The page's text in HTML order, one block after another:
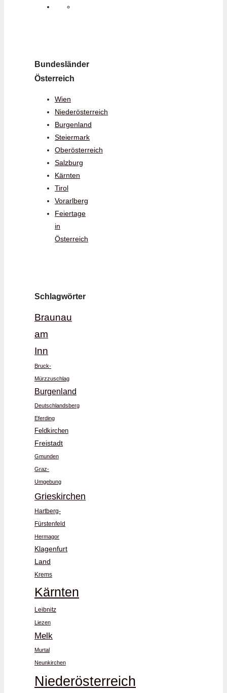
Bundesländer
Österreich
Wien
Niederösterreich
Burgenland
Steiermark
Oberösterreich
Salzburg
Kärnten
Tirol
Vorarlberg
Feiertage
in
Österreich
Schlagwörter
Braunau
am
Inn
Bruck-
Mürzzuschlag
Burgenland
Deutschlandsberg
Eferding
Feldkirchen
Freistadt
Gmunden
Graz-
Umgebung
Grieskirchen
Hartberg-
Fürstenfeld
Hermagor
Klagenfurt
Land
Krems
Kärnten
Leibnitz
Liezen
Melk
Murtal
Neunkirchen
Niederösterreich